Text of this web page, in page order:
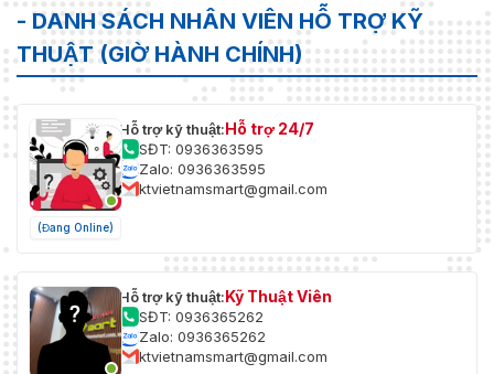
- DANH SÁCH NHÂN VIÊN HỖ TRỢ KỸ
THUẬT (GIỜ HÀNH CHÍNH)
(Đang Online)
Hỗ trợ kỹ thuật:Hỗ trợ 24/7
SĐT: 0936363595
Zalo: 0936363595
ktvietnamsmart@gmail.com
Hỗ trợ kỹ thuật:Kỹ Thuật Viên
SĐT: 0936365262
Zalo: 0936365262
ktvietnamsmart@gmail.com